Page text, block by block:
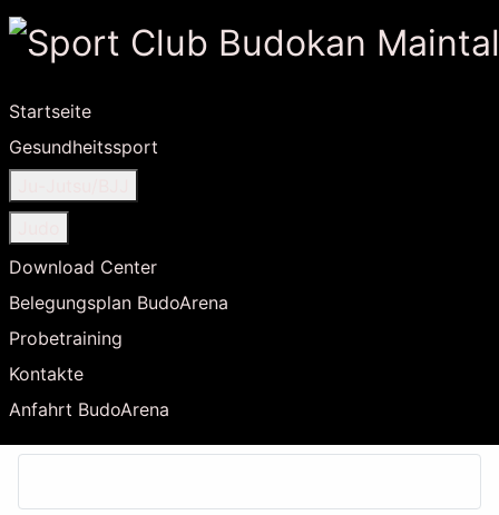
Startseite
Gesundheitssport
Download Center
Belegungsplan BudoArena
Probetraining
Kontakte
Anfahrt BudoArena